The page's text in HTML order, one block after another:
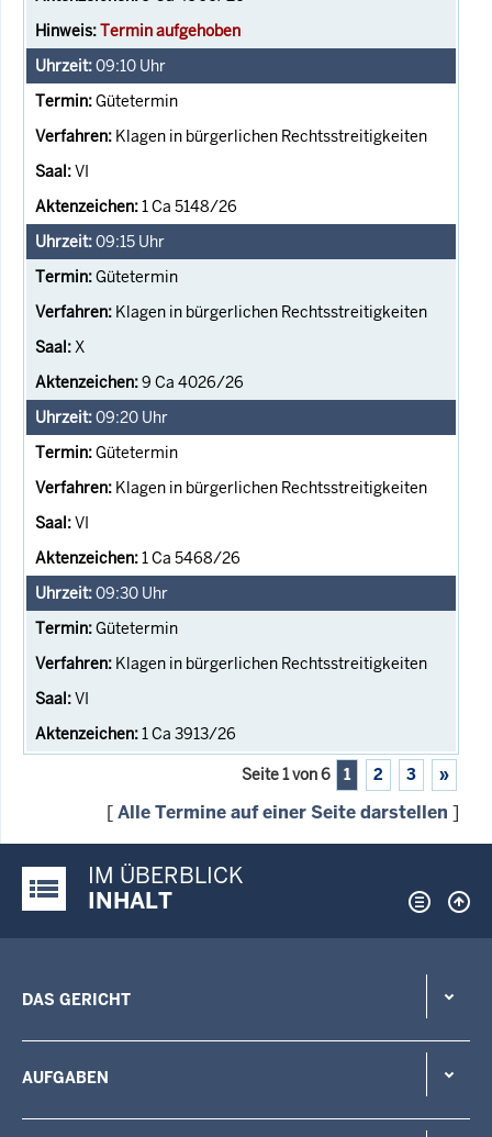
Termin aufgehoben
09:10 Uhr
Gütetermin
Klagen in bürgerlichen Rechtsstreitigkeiten
VI
1 Ca 5148/26
09:15 Uhr
Gütetermin
Klagen in bürgerlichen Rechtsstreitigkeiten
X
9 Ca 4026/26
09:20 Uhr
Gütetermin
Klagen in bürgerlichen Rechtsstreitigkeiten
VI
1 Ca 5468/26
09:30 Uhr
Gütetermin
Klagen in bürgerlichen Rechtsstreitigkeiten
VI
1 Ca 3913/26
Seite 1 von 6 1 2 3 »
[Alle Termine auf einer Seite darstellen ]
Justiz-Portal im Überblick:
IM ÜBERBLICK
INHALT
DAS GERICHT
AUFGABEN